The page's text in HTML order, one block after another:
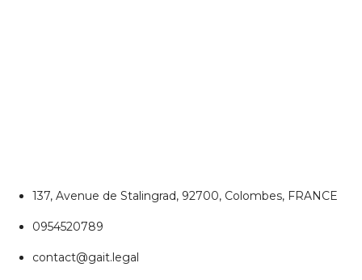
137, Avenue de Stalingrad, 92700, Colombes, FRANCE
0954520789
contact@gait.legal